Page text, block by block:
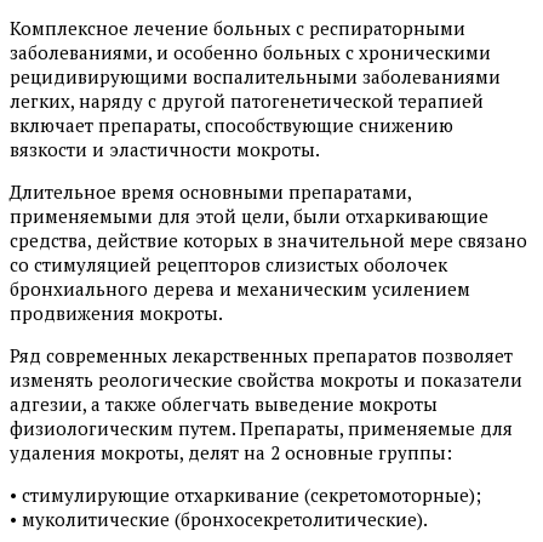
Комплексное лечение больных с респираторными
заболеваниями, и особенно больных с хроническими
рецидивирующими воспалительными заболеваниями
легких, наряду с другой патогенетической терапией
включает препараты, способствующие снижению
вязкости и эластичности мокроты.
Длительное время основными препаратами,
применяемыми для этой цели, были отхаркивающие
средства, действие которых в значительной мере связано
со стимуляцией рецепторов слизистых оболочек
бронхиального дерева и механическим усилением
продвижения мокроты.
Ряд современных лекарственных препаратов позволяет
изменять реологические свойства мокроты и показатели
адгезии, а также облегчать выведение мокроты
физиологическим путем. Препараты, применяемые для
удаления мокроты, делят на 2 основные группы:
• стимулирующие отхаркивание (секретомоторные);
• муколитические (бронхосекретолитические).